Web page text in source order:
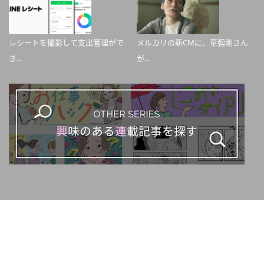
レシートを撮影して支出管理がで
き...
メルカリの新CMに、草彅剛さん
が...